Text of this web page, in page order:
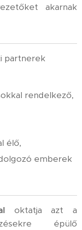
akarnak
partnerek
rendelkező,
élő,
emberek
oktatja azt a
épülő